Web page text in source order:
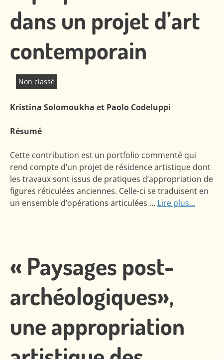
dans un projet d’art
contemporain
Non classé
Kristina Solomoukha et Paolo Codeluppi
Résumé
Cette contribution est un portfolio commenté qui
rend compte d’un projet de résidence artistique dont
les travaux sont issus de pratiques d’appropriation de
figures réticulées anciennes. Celle-ci se traduisent en
un ensemble d’opérations articulées … Lire plus…
« Paysages post-
archéologiques»,
une appropriation